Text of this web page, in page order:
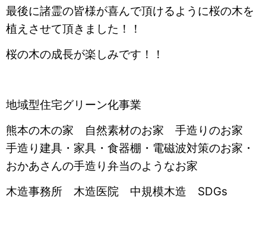
最後に諸霊の皆様が喜んで頂けるように桜の木を
植えさせて頂きました！！
桜の木の成長が楽しみです！！
地域型住宅グリーン化事業
熊本の木の家 自然素材のお家 手造りのお家
手造り建具・家具・食器棚・電磁波対策のお家・
おかあさんの手造り弁当のようなお家
木造事務所 木造医院 中規模木造 SDGs